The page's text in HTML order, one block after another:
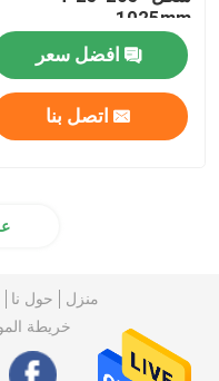
1025mm
افضل سعر
اتصل بنا
منزل حول نا
خريطة